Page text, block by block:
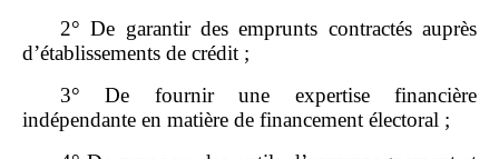
2° De garantir des emprunts contractés auprès
d’établissements de crédit ;
3° De fournir une expertise financière
indépendante en matière de financement électoral ;